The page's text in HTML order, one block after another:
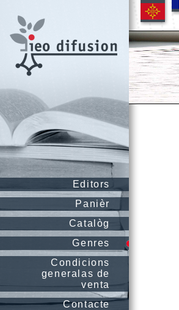
Editors
Panièr
Catalòg
Genres
Condicions
generalas de
venta
Contacte